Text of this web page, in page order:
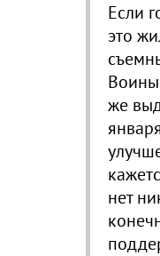
Если
это
же
нет